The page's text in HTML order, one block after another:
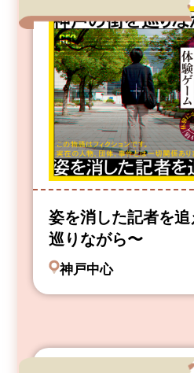
姿を消した記者を
巡りながら〜
神戸中心